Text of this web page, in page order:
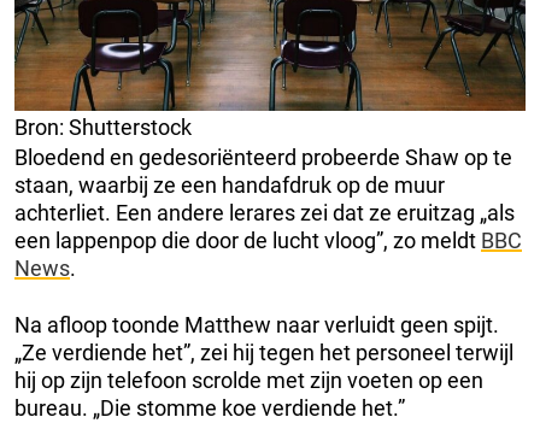
Bron: Shutterstock
Bloedend en gedesoriënteerd probeerde Shaw op te
staan, waarbij ze een handafdruk op de muur
achterliet. Een andere lerares zei dat ze eruitzag „als
een lappenpop die door de lucht vloog”, zo meldt BBC
News.
Na afloop toonde Matthew naar verluidt geen spijt.
„Ze verdiende het”, zei hij tegen het personeel terwijl
hij op zijn telefoon scrolde met zijn voeten op een
bureau. „Die stomme koe verdiende het.”